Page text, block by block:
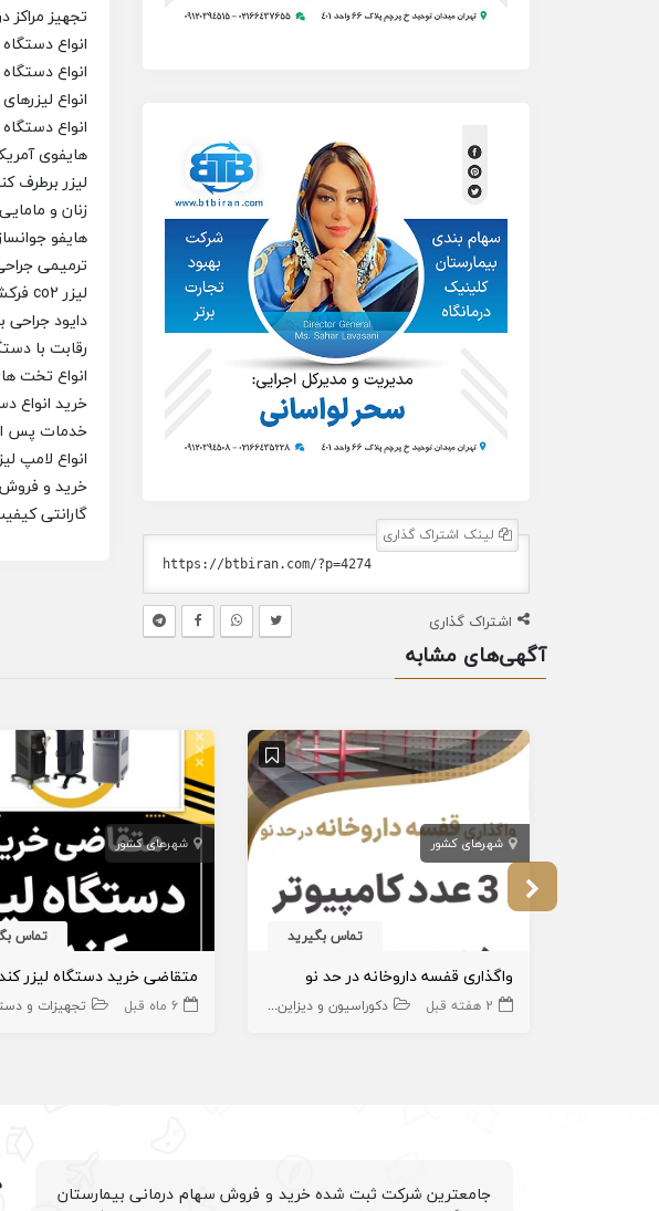
لینک اشتراک گذاری
اشتراک گذاری
تجهیز مراکز
انواع
انواع
انواع
انواع
هایفوی
لیزر برطرف
زنان و مامایی
هایفو
ترمیمی
لیزر co2 فرکشنال جهت جوانسازی و برش های جراحی و برطرف کردن جای زخم و کلویید
دایود
رقابت با
انواع تخت
خرید انواع
خدمات پس از
انواع لامپ
خرید و فروش
گارانتی
آگهی‌های مشابه
شهرهای کشور
تماس بگیرید
واگذاری قفسه داروخانه در حد نو
2 هفته قبل دکوراسیون و دیزاین داروخانه
شهرهای کشور
تماس
متقاضی خرید دستگاه لیزر
6 ماه قبل تجهیزات و دستگاه های
جامعترین شرکت ثبت شده خرید و فروش سهام درمانی بیمارستان